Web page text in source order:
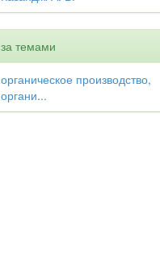
за темами
органическое производство,
органи...